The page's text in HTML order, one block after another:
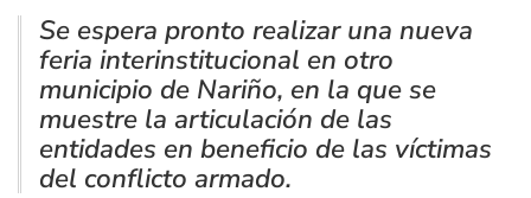
Se espera pronto realizar una nueva
feria interinstitucional en otro
municipio de Nariño, en la que se
muestre la articulación de las
entidades en beneficio de las víctimas
del conflicto armado.